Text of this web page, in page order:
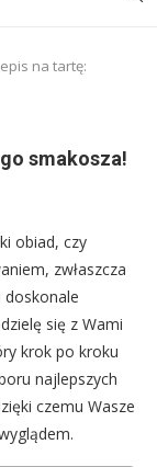
na tartę:
smakosza!
obiad, czy
zwłaszcza
doskonale
się z Wami
krok po kroku
najlepszych
czemu Wasze